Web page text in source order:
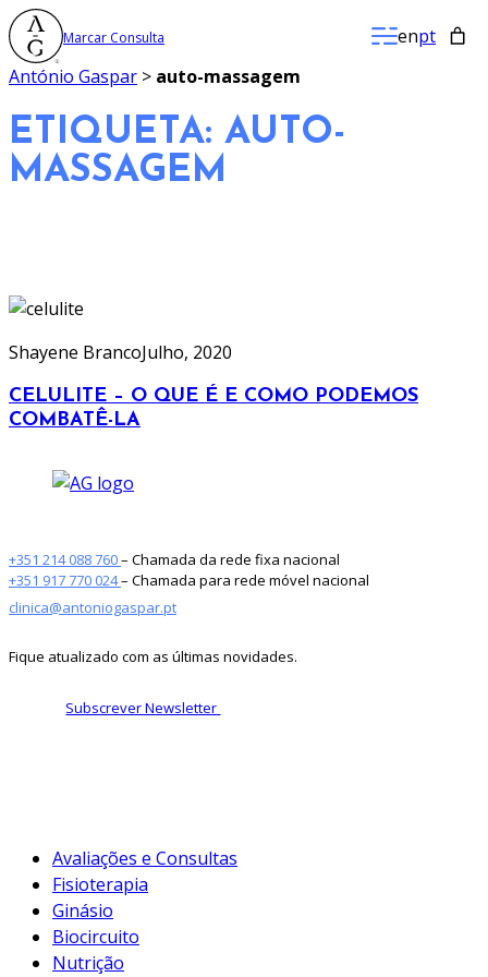
Saltar
para
o
Marcar Consulta enpt
António Gaspar > auto-massagem
ETIQUETA: AUTO-
MASSAGEM
Shayene BrancoJulho, 2020
CELULITE – O QUE É E COMO PODEMOS
COMBATÊ-LA
+351 214 088 760– Chamada da rede fixa nacional
+351 917 770 024– Chamada para rede móvel nacional
clinica@antoniogaspar.pt
Fique atualizado com as últimas novidades.
Subscrever Newsletter
Avaliações e Consultas
Fisioterapia
Ginásio
Biocircuito
Nutrição